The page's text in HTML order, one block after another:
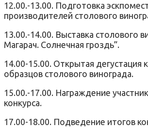
12.00.-13.00. Подготовка
производителей столового
13.00.-14.00. Выставка столового
Магарач. Солнечная гроздь”.
14.00-15.00. Открытая дегустация
образцов столового винограда.
15.00.-17.00. Награждение
конкурса.
17.00-18.00. Подведение итогов